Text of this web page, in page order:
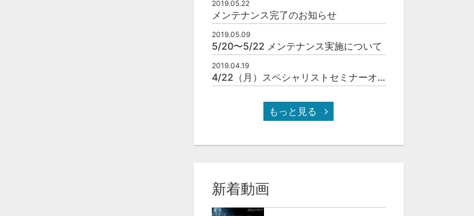
2019.05.22
メンテナンス完了のお知らせ
2019.05.09
5/20〜5/22 メンテナンス実施について
2019.04.19
4/22（月）スペシャリストセミナーオンラインOPEN！
もっと見る
新着動画